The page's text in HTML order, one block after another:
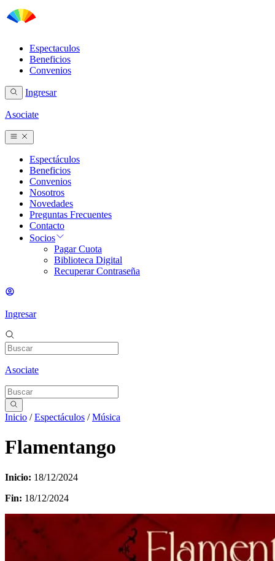
Espectaculos
Beneficios
Convenios
Ingresar
Asociate
Espectáculos
Beneficios
Convenios
Nosotros
Novedades
Preguntas Frecuentes
Contacto
Socios
Pagar Cuota
Biblioteca Digital
Recuperar Contraseña
Ingresar
Asociate
Inicio /Espectáculos /Música
Flamentango
Inicio: 18/12/2024
Fin: 18/12/2024